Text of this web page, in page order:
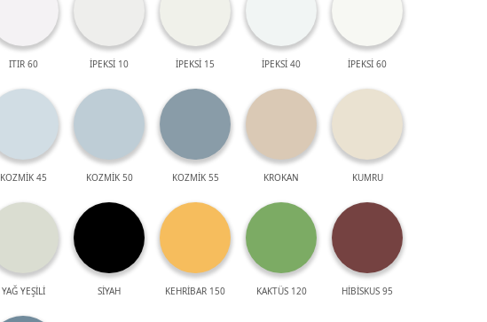
ITIR 60 İPEKSİ 10 İPEKSİ 15 İPEKSİ 40 İPEKSİ 60
KOZMİK 45 KOZMİK 50 KOZMİK 55 KROKAN KUMRU
YAĞ YEŞİLİ SİYAH KEHRİBAR 150 KAKTÜS 120 HİBİSKUS 95